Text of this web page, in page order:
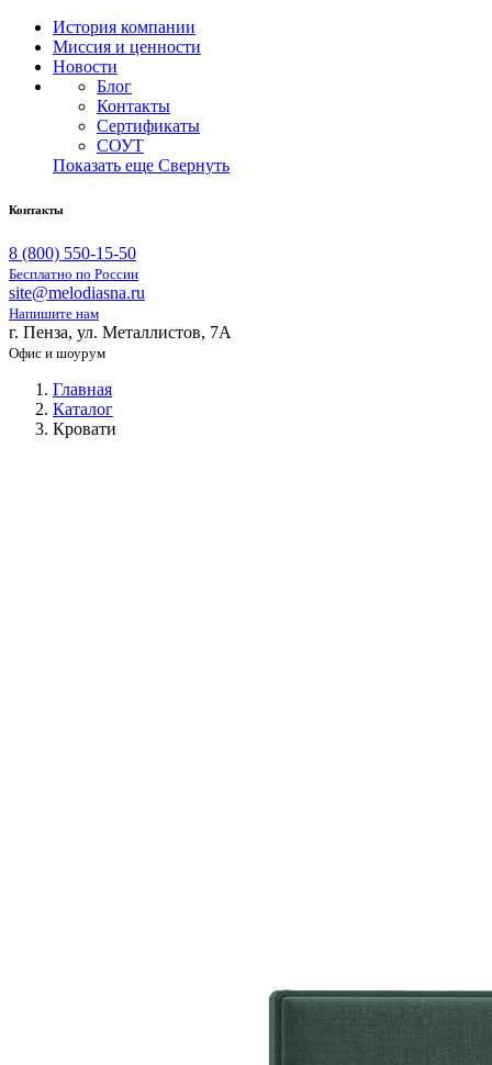
История компании
Миссия и ценности
Новости
Блог
Контакты
Сертификаты
СОУТ
Показать еще Свернуть
Контакты
8 (800) 550-15-50
Бесплатно по России
site@melodiasna.ru
Напишите нам
г. Пенза, ул. Металлистов, 7А
Офис и шоурум
Главная
Каталог
Кровати